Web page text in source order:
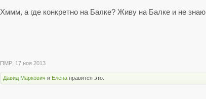
Хммм, а где конкретно на Балке? Живу на Балке и не знаю
ПМР 17 ноя 2013
Давид Маркович и Елена нравится это.